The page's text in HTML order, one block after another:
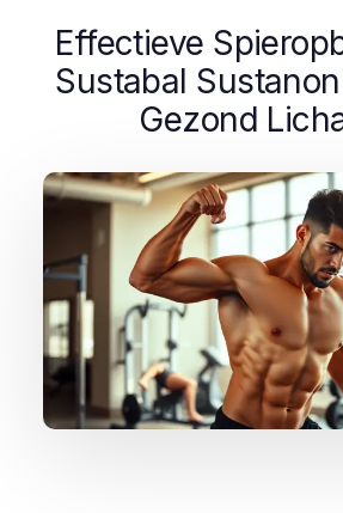
Effectieve
Sustabal
Gezond